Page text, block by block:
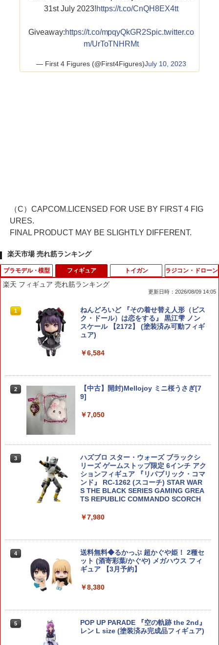
31st July 2023!https://t.co/CnQH8EX4tt
Giveaway:https://t.co/mpqyQkGR2Spic.twitter.co
m/UrToTNHRMt
— First 4 Figures (@First4Figures)July 10, 2023
（C）CAPCOM.LICENSED FOR USE BY FIRST 4 FIG
URES.
FINAL PRODUCT MAY BE SLIGHTLY DIFFERENT.
楽天市場 売れ筋ランキング
プラモデル・模型
1
HG 1/144 軽キャノン プラモデル 機動戦
士Gundam GQuuuuuuX バンダイスピ
リッツ （ZP172171）
ドIII BANDAI SPIRITS バンダイ スピリ
ッツ プラモデル ガンダム ガンプラ 機動
3
HG 邪虎丸 (魔神英雄伝ワタル)【新品】
BANDAI バンダイ プラモデル バンダイH
Gシリーズ 【宅配便のみ】
￥2,607
￥2,618
￥2,980
フィギュア
楽天 フィギュア 売れ筋ランキング
更新日時：2026/08/09 14:05
1
ねんどろいど 『その着せ替え人形（ビス
ク・ドール）は恋をする』 黒江雫 ノン
スケール 【2172】 (塗装済み可動フィギ
ュア)
￥6,584
2
【中古】開封)Mellojoy ミニ桜うさぎ[7
9]
￥7,050
3
ハズブロ スター・ウォーズ ブラックシ
リーズ ゲームストップ限定 6インチ アク
ションフィギュア 『リパブリック・コマ
ンド』 RC-1262 (スコーチ) STAR WAR
S THE BLACK SERIES GAMING GREA
TS REPUBLIC COMMANDO SCORCH
￥7,980
4
送料無料◆るかっぷ 超かぐや姫！ 2種セ
ット (酒寄彩葉/かぐや) メガハウス フィ
ギュア 【3月予約】
￥8,380
5
POP UP PARADE 『空の軌跡 the 2nd』
レン L size (塗装済み完成品フィギュア)
トイガン ラジコン・ドローン